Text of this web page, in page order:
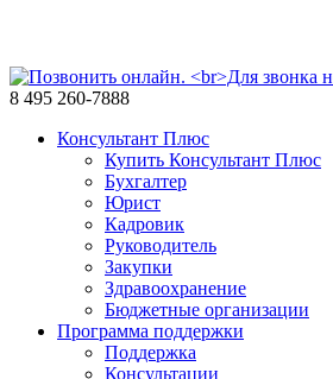
8 495 260-7888
Консультант Плюс
Купить Консультант Плюс
Бухгалтер
Юрист
Кадровик
Руководитель
Закупки
Здравоохранение
Бюджетные организации
Программа поддержки
Поддержка
Консультации